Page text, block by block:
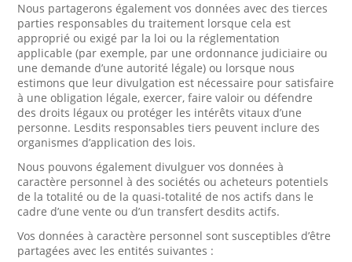
Nous partagerons également vos données avec des tierces
parties responsables du traitement lorsque cela est
approprié ou exigé par la loi ou la réglementation
applicable (par exemple, par une ordonnance judiciaire ou
une demande d’une autorité légale) ou lorsque nous
estimons que leur divulgation est nécessaire pour satisfaire
à une obligation légale, exercer, faire valoir ou défendre
des droits légaux ou protéger les intérêts vitaux d’une
personne. Lesdits responsables tiers peuvent inclure des
organismes d’application des lois.
Nous pouvons également divulguer vos données à
caractère personnel à des sociétés ou acheteurs potentiels
de la totalité ou de la quasi-totalité de nos actifs dans le
cadre d’une vente ou d’un transfert desdits actifs.
Vos données à caractère personnel sont susceptibles d’être
partagées avec les entités suivantes :